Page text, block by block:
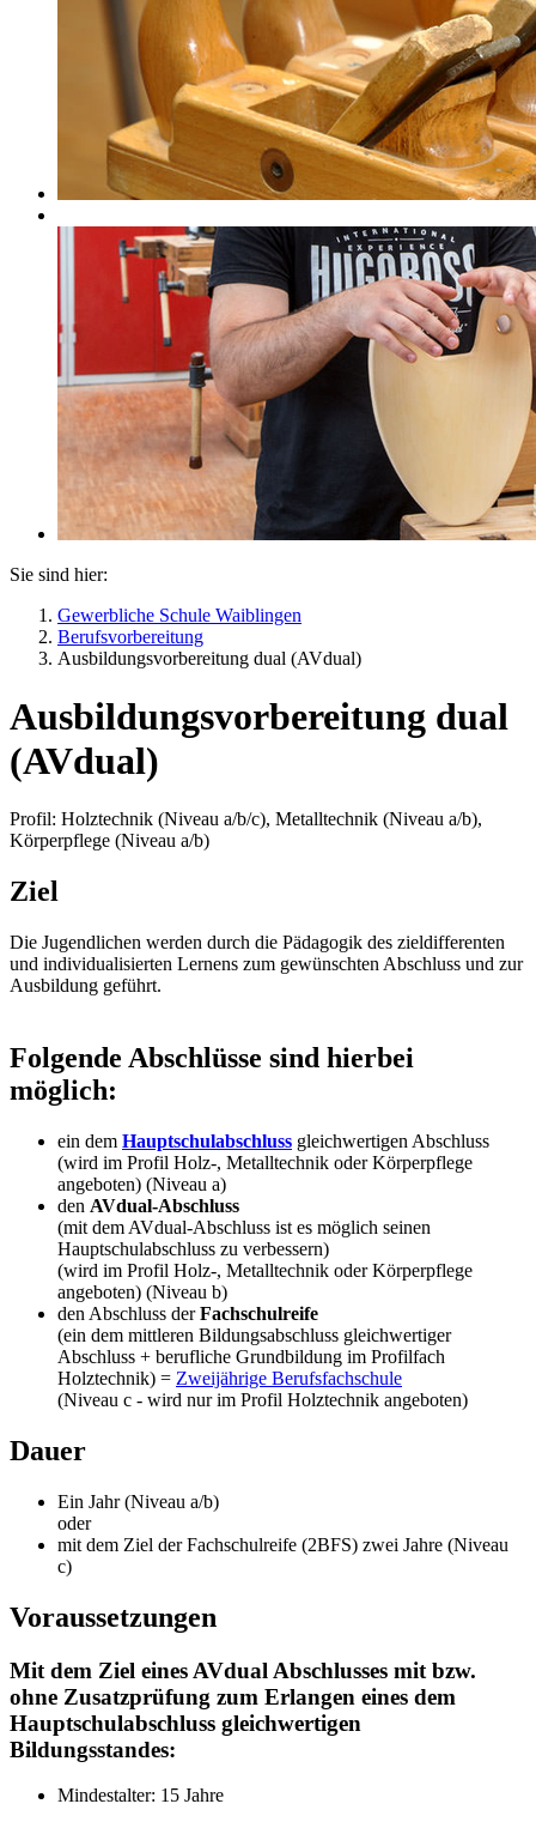
Sie sind hier:
Gewerbliche Schule Waiblingen
Berufsvorbereitung
Ausbildungsvorbereitung dual (AVdual)
Ausbildungsvorbereitung dual
(AVdual)
Profil: Holztechnik (Niveau a/b/c), Metalltechnik (Niveau a/b),
Körperpflege (Niveau a/b)
Ziel
Die Jugendlichen werden durch die Pädagogik des zieldifferenten
und individualisierten Lernens zum gewünschten Abschluss und zur
Ausbildung geführt.
Folgende Abschlüsse sind hierbei
möglich:
ein dem Hauptschulabschluss gleichwertigen Abschluss
(wird im Profil Holz-, Metalltechnik oder Körperpflege
angeboten) (Niveau a)
den AVdual-Abschluss
(mit dem AVdual-Abschluss ist es möglich seinen
Hauptschulabschluss zu verbessern)
(wird im Profil Holz-, Metalltechnik oder Körperpflege
angeboten) (Niveau b)
den Abschluss derFachschulreife
(ein dem mittleren Bildungsabschluss gleichwertiger
Abschluss + berufliche Grundbildung im Profilfach
Holztechnik) = Zweijährige Berufsfachschule
(Niveau c - wird nur im Profil Holztechnik angeboten)
Dauer
Ein Jahr (Niveau a/b)
oder
mit dem Ziel der Fachschulreife (2BFS) zwei Jahre (Niveau
c)
Voraussetzungen
Mit dem Ziel eines AVdual Abschlusses mit bzw.
ohne Zusatzprüfung zum Erlangen eines dem
Hauptschulabschluss gleichwertigen
Bildungsstandes:
Mindestalter: 15 Jahre